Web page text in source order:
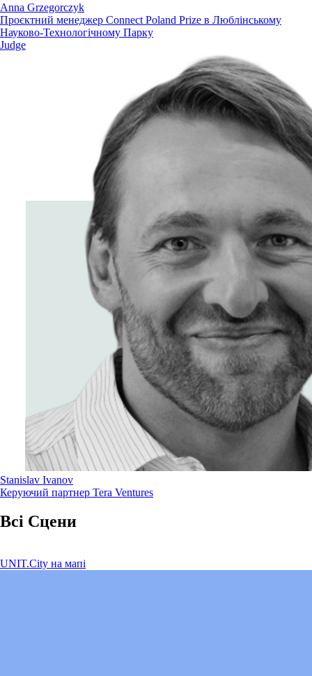
Anna Grzegorczyk
Проєктний менеджер Connect Poland Prize в Люблінському
Науково-Технологічному Парку
Judge
Stanislav Ivanov
Керуючий партнер Tera Ventures
Всі Сцени
UNIT.City на мапі